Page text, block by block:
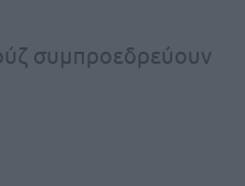
συμπροεδρεύουν